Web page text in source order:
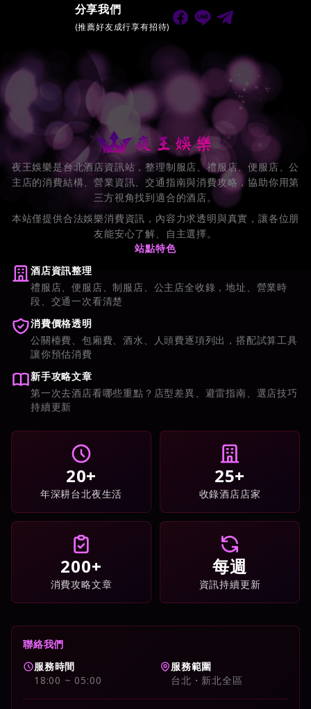
分享我們
(推薦好友成行享有招待)
夜王娛樂是台北酒店資訊站，整理制服店、禮服店、便服店、公
主店的消費結構、營業資訊、交通指南與消費攻略，協助你用第
三方視角找到適合的酒店。
本站僅提供合法娛樂消費資訊，內容力求透明與真實，讓各位朋
友能安心了解、自主選擇。
站點特色
酒店資訊整理
禮服店、便服店、制服店、公主店全收錄，地址、營業時
段、交通一次看清楚
消費價格透明
公關檯費、包廂費、酒水、人頭費逐項列出，搭配試算工具
讓你預估消費
新手攻略文章
第一次去酒店看哪些重點？店型差異、避雷指南、選店技巧
持續更新
20+
年深耕台北夜生活
25+
收錄酒店店家
200+
消費攻略文章
每週
資訊持續更新
聯絡我們
服務時間
18:00 ~ 05:00
服務範圍
台北・新北全區